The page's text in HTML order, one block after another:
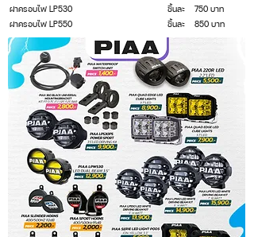
ฝาครอบไฟ LP530 ชิ้นละ 750 บาท
ฝาครอบไฟ LP550 ชิ้นละ 850 บาท